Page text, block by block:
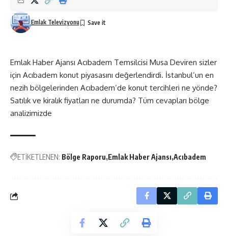
Emlak Televizyonu
Emlak Haber Ajansı Acıbadem Temsilcisi Musa Deviren sizler
için Acıbadem konut piyasasını değerlendirdi. İstanbul’un en
nezih bölgelerinden Acıbadem’de konut tercihleri ne yönde?
Satılık ve kiralık fiyatları ne durumda? Tüm cevapları bölge
analizimizde
ETİKETLENEN: Bölge Raporu Emlak Haber Ajansı Acıbadem